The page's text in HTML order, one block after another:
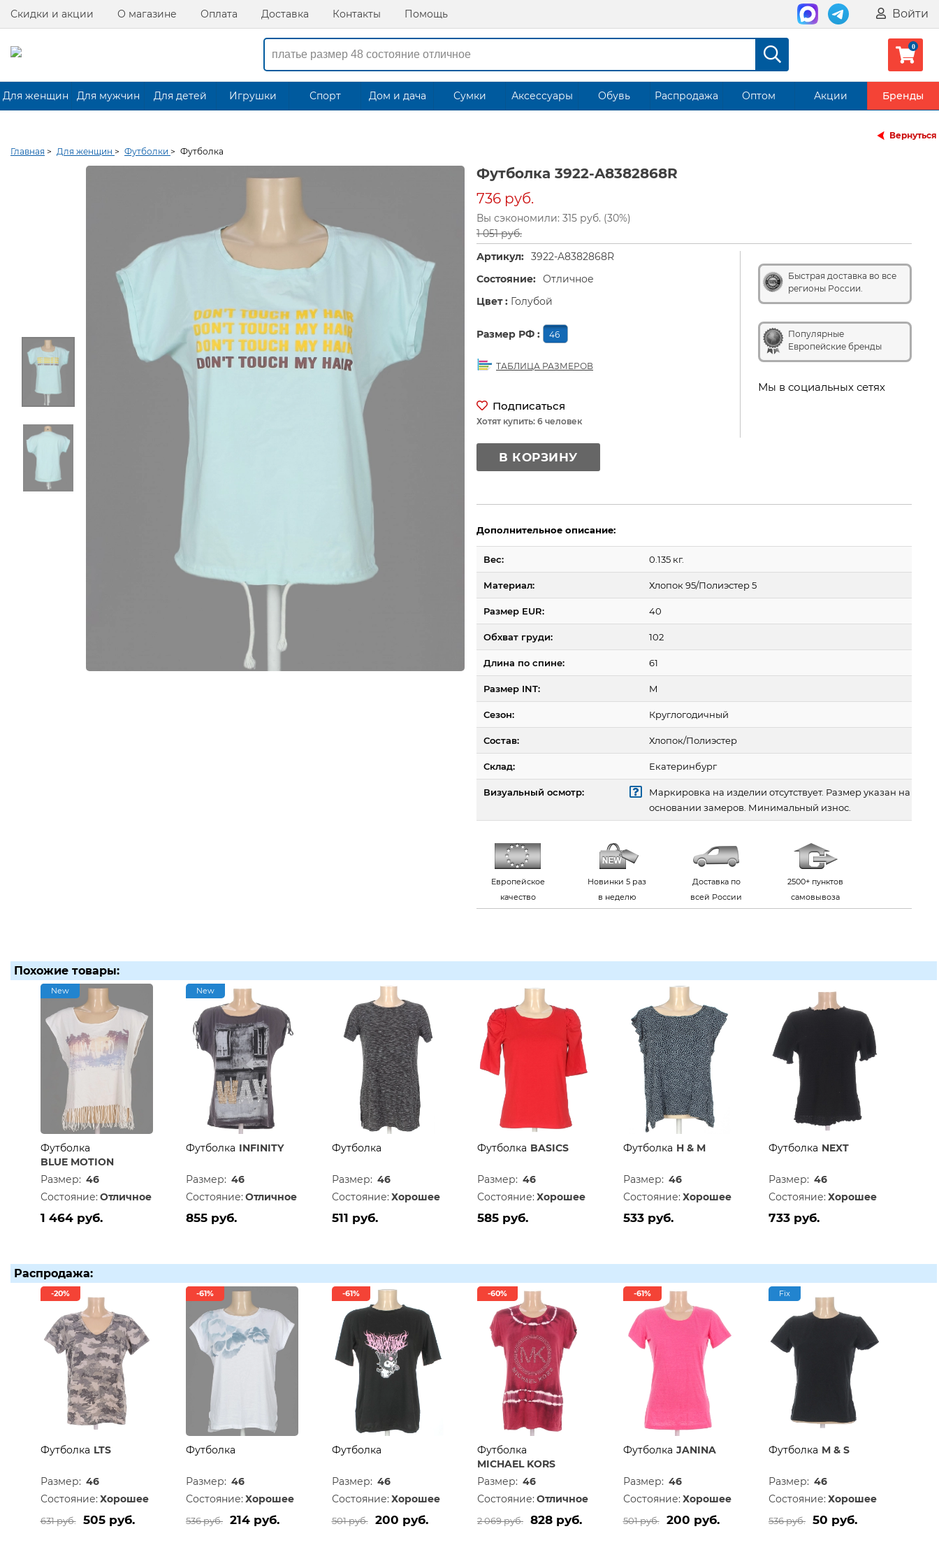
Скидки и акции О магазине Оплата Доставка Контакты Помощь Войти
Для женщин Для мужчин Для детей Игрушки Спорт Дом и дача Сумки Аксессуары Обувь Распродажа Оптом Акции Бренды
Вернуться
Главная > Для женщин > Футболки > Футболка
Футболка 3922-A8382868R
736 руб.
Вы сэкономили: 315 руб. (30%)
1 051 руб.
Быстрая доставка во все
регионы России.
Популярные
Европейские бренды
Мы в социальных сетях
Артикул: 3922-A8382868R
Состояние: Отличное
Цвет : Голубой
Размер РФ : 46
ТАБЛИЦА РАЗМЕРОВ
Подписаться
Хотят купить: 6 человек
В КОРЗИНУ
Дополнительное описание:
Вес: 0.135 кг.
Материал: Хлопок 95/Полиэстер 5
Размер EUR: 40
Обхват груди: 102
Длина по спине: 61
Размер INT: M
Сезон: Круглогодичный
Состав: Хлопок/Полиэстер
Склад: Екатеринбург
Визуальный осмотр:
Маркировка на изделии отсутствует. Размер указан на
основании замеров. Минимальный износ.
Европейское
качество
Новинки 5 раз
в неделю
Доставка по
всей России
2500+ пунктов
самовывоза
Похожие товары:
New
Футболка
BLUE MOTION
Размер: 46
Состояние: Отличное
1 464 руб.
New
Футболка INFINITY
Размер: 46
Состояние: Отличное
855 руб.
Футболка
Размер: 46
Состояние: Хорошее
511 руб.
Футболка BASICS
Размер: 46
Состояние: Хорошее
585 руб.
Футболка H & M
Размер: 46
Состояние: Хорошее
533 руб.
Футболка NEXT
Размер: 46
Состояние: Хорошее
733 руб.
Распродажа:
-20%
Футболка LTS
Размер: 46
Состояние: Хорошее
631 руб. 505 руб.
-61%
Футболка
Размер: 46
Состояние: Хорошее
536 руб. 214 руб.
-61%
Футболка
Размер: 46
Состояние: Хорошее
501 руб. 200 руб.
-60%
Футболка
MICHAEL KORS
Размер: 46
Состояние: Отличное
2 069 руб. 828 руб.
-61%
Футболка JANINA
Размер: 46
Состояние: Хорошее
501 руб. 200 руб.
Fix
Футболка M & S
Размер: 46
Состояние: Хорошее
536 руб. 50 руб.